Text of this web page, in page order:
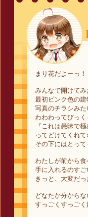
まり花だよーっ！
みんなで開けてみ
最初ピンク色の
写真のチラシみ
わわわってびっ
『これは愚昧で
ってどけてくれて
その下にはとっ
わたしが前から
手に入れるのす
きっと、大変だっ
どなたか分から
すっごくすっごく